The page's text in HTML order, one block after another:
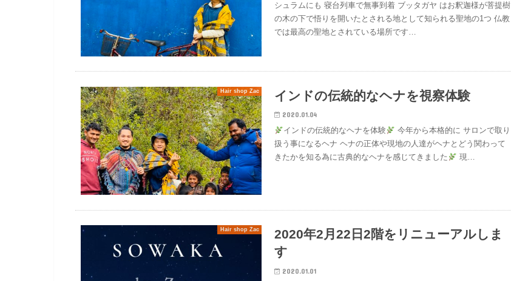
シュラムにも 寝台列車で無事到着 ブッタガヤ はお釈迦様が菩提樹
の木の下で悟りを開いたとされる地として知られる聖地の1つ 仏教
では最高の聖地とされている場所です…
Hair shop Zac インドの伝統的なヘナを視察体験
2020.01.04
インドの伝統的なヘナを体験
今年から本格的に サロンで取り
扱う事になるヘナ ヘナの正体や現地の人達がヘナとどう関わって
きたかを知る為に古典的なヘナを感じてきました
現…
Hair shop Zac
2020年2月22日2階をリニューアルしま
す
2020.01.01